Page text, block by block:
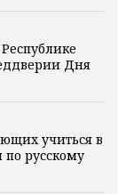
Дня
учиться в
русскому